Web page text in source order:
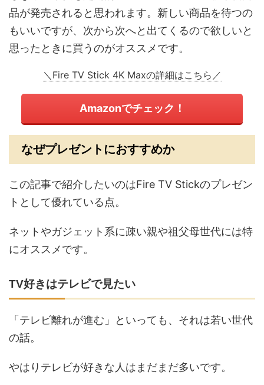
品が発売されると思われます。新しい商品を待つの
もいいですが、次から次へと出てくるので欲しいと
思ったときに買うのがオススメです。
＼Fire TV Stick 4K Maxの詳細はこちら／
Amazonでチェック！
なぜプレゼントにおすすめか
この記事で紹介したいのはFire TV Stickのプレゼン
トとして優れている点。
ネットやガジェット系に疎い親や祖父母世代には特
にオススメです。
TV好きはテレビで見たい
「テレビ離れが進む」といっても、それは若い世代
の話。
やはりテレビが好きな人はまだまだ多いです。